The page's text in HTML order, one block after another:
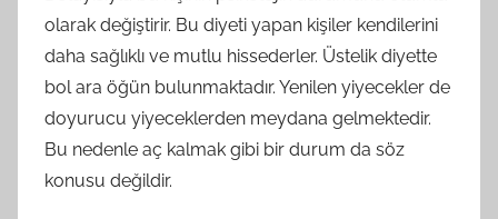
olarak değiştirir. Bu diyeti yapan kişiler kendilerini
daha sağlıklı ve mutlu hissederler. Üstelik diyette
bol ara öğün bulunmaktadır. Yenilen yiyecekler de
doyurucu yiyeceklerden meydana gelmektedir.
Bu nedenle aç kalmak gibi bir durum da söz
konusu değildir.